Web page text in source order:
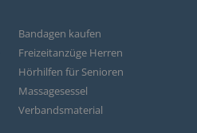
Bandagen kaufen
Freizeitanzüge Herren
Hörhilfen für Senioren
Massagesessel
Verbandsmaterial